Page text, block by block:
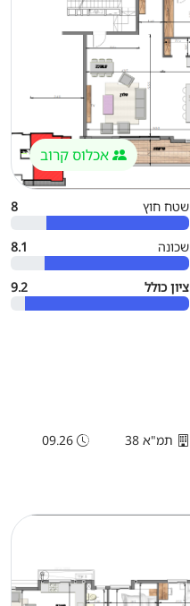
אכלוס קרוב
שטח חוץ 8
שכונה 8.1
ציון כולל 9.2
תמ"א 38